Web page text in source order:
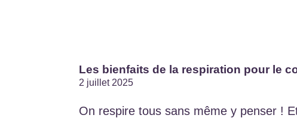
Les bienfaits de la respiration pour le
2 juillet 2025
On respire tous sans même y penser !